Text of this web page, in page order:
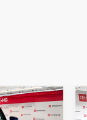
$965,000